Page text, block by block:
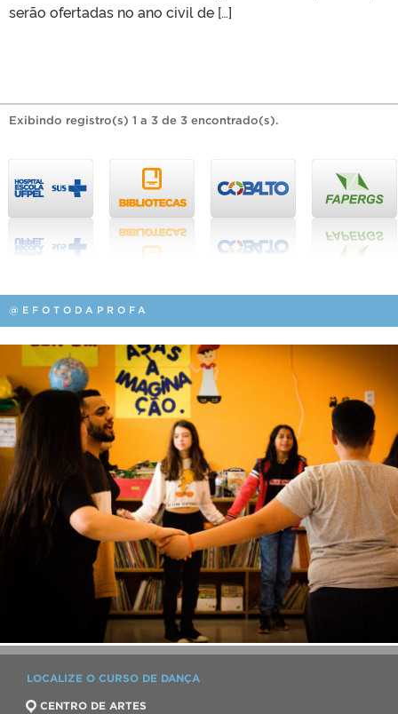
serão ofertadas no ano civil de […]
Exibindo registro(s) 1 a 3 de 3 encontrado(s).
@EFOTODAPROFA
LOCALIZE O CURSO DE DANÇA
CENTRO DE ARTES